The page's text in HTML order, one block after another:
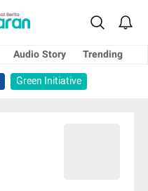
Audio Story
Trending
Green Initiative